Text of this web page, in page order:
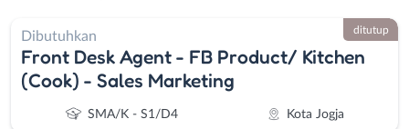
Dibutuhkan
Front Desk Agent - FB Product/ Kitchen
(Cook) - Sales Marketing
SMA/K - S1/D4 Kota Jogja
ditutup